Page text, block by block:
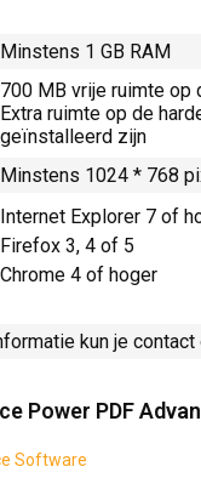
Minstens 1 GB RAM
700 MB vrije ruimte op
Extra ruimte op de
geïnstalleerd zijn
Minstens 1024 * 768
Internet Explorer 7 of
Firefox 3, 4 of 5
Chrome 4 of hoger
kun je
Power PDF
Software